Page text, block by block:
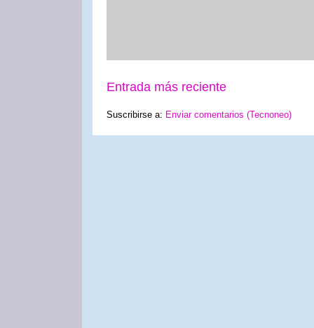
Entrada más reciente
Suscribirse a: Enviar comentarios (Tecnoneo)